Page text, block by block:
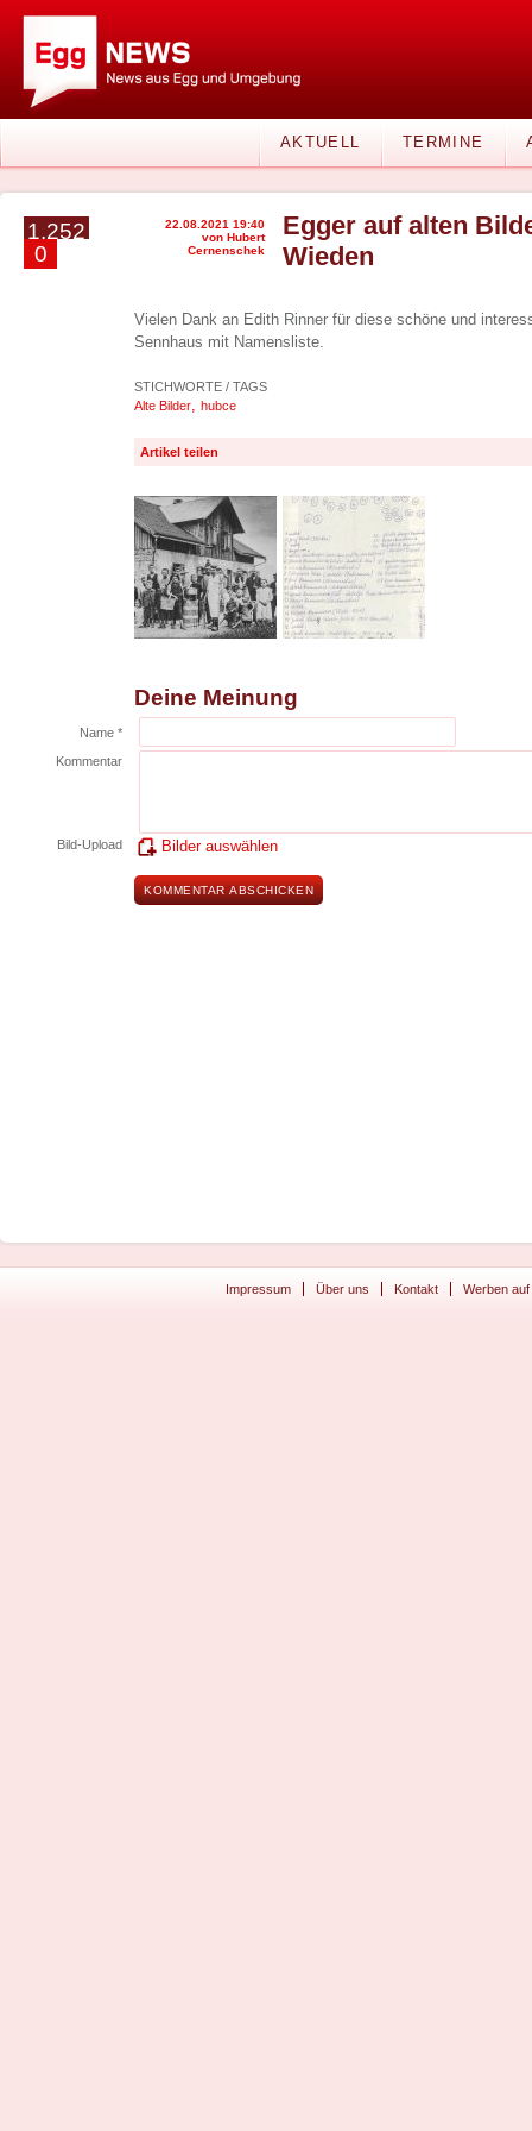
AKTUELL TERMINE
1.252
0
22.08.2021 19:40
von Hubert
Cernenschek
Egger auf alten
Wieden
Vielen Dank an Edith Rinner für diese schöne und
Sennhaus mit Namensliste.
STICHWORTE / TAGS
Alte Bilder, hubce
Artikel teilen
Deine Meinung
Name *
Kommentar
Bild-Upload Bilder auswählen
Impressum Über uns Kontakt Werben